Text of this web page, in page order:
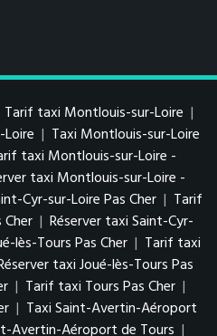
Tarif taxi Montlouis-sur-Loire |
| Taxi Montlouis-sur-Loire
taxi Montlouis-sur-Loire -
taxi Montlouis-sur-Loire -
Cyr-sur-Loire Pas Cher | Tarif
| Réserver taxi Saint-Cyr-
lès-Tours Pas Cher | Tarif taxi
taxi Joué-lès-Tours Pas
| Tarif taxi Tours Pas Cher |
| Taxi Saint-Avertin-Aéroport
Avertin-Aéroport de Tours |